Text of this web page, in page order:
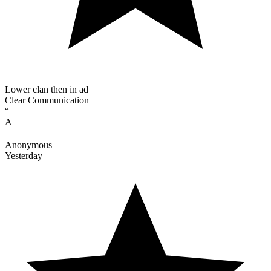
Lower clan then in ad
Clear Communication
“
A
Anonymous
Yesterday